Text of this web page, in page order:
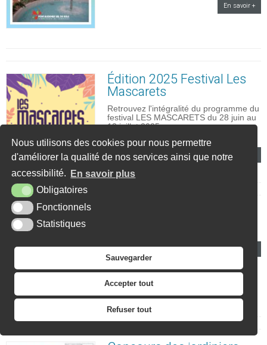
Nous utilisons des cookies pour nous permettre
d'améliorer la qualité de nos services ainsi que notre
accessibilité.
En savoir plus
Obligatoires
Fonctionnels
Statistiques
Sauvegarder
Accepter tout
Refuser tout
En savoir +
Édition 2025 Festival Les
Mascarets
Retrouvez l'intégralité du programme du
festival LES MASCARETS du 28 juin au
13 juillet 2025 : ...ARTICLE PUBLIÉ LE
En savoir +
En savoir +